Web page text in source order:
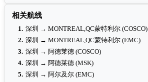
相关航线
1. 深圳 → MONTREAL,QC蒙特利尔 (COSCO)
2. 深圳 → MONTREAL,QC蒙特利尔 (EMC)
3. 深圳 → 阿德莱德 (COSCO)
4. 深圳 → 阿德莱德 (MSK)
5. 深圳 → 阿尔及尔 (EMC)